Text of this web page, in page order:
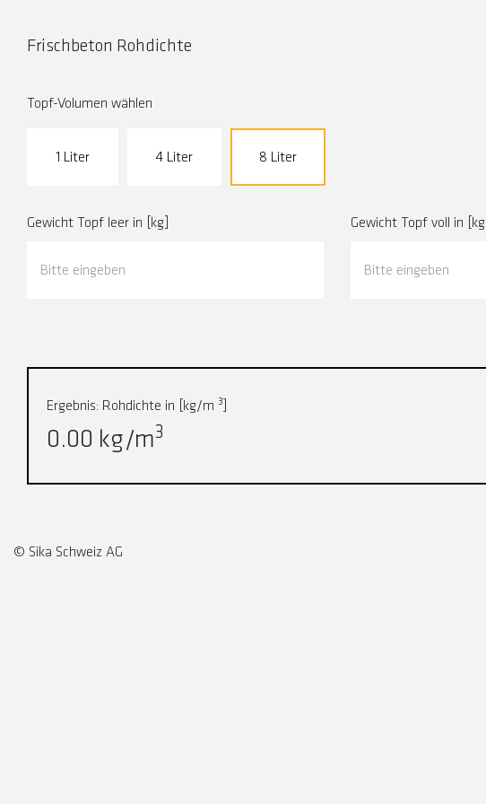
Frischbeton Rohdichte
Topf-Volumen wählen
1 Liter 4 Liter 8 Liter
Gewicht Topf leer in [kg] Gewicht Topf voll in [kg]
Ergebnis: Rohdichte in [kg/m 3
0.00 kg/m3
© Sika Schweiz AG